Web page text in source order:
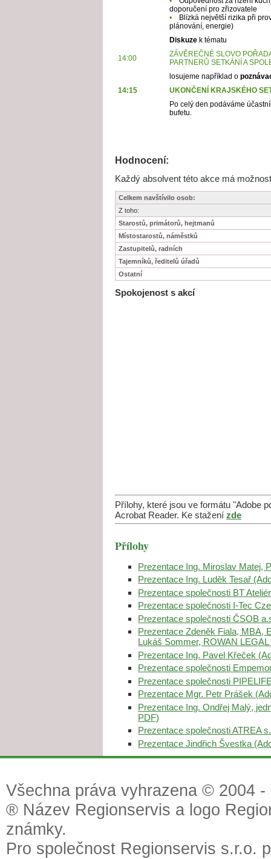
doporučení pro zřizovatele
•
Blízká největší rizika při
plánování, energie)
Diskuzek tématu
14:00
ZÁVĚREČNÉ SLOVO
PARTNERŮ SETKÁNÍ A
losujeme například o
14:15
UKONČENÍ KRAJSKÉHO
Po celý den podáváme
bufetu.
Hodnocení:
Každý absolvent této akce má
Celkem navštívilo osob:
Z toho:
Starostů, primátorů, hejtmanů
Místostarostů, náměstků
Zastupitelů, radních
Tajemníků, ředitelů úřadů
Ostatní
Spokojenost s akcí
Přílohy, které jsou ve formátu "Adobe
Acrobat Reader. Ke stažení zde
Přílohy
Prezentace Ing. Miroslav Matej,
Prezentace Ing. Luděk Tesař
Prezentace společnosti BT
Prezentace společnosti I-Tec
Prezentace společnosti ČSOB
Prezentace Zdeněk Fiala, MBA,
Lukáš Sommer, ROWAN
Prezentace Ing. Pavel Křeček
Prezentace společnosti
Prezentace společnosti
Prezentace Mgr. Petr Prášek
Prezentace Ing. Ondřej Malý,
PDF)
Prezentace společnosti ATREA
Prezentace Jindřich Švestka
Všechna práva vyhrazena © 2004
® Název Regionservis a logo
známky.
Pro společnost Regionservis s.r.o.